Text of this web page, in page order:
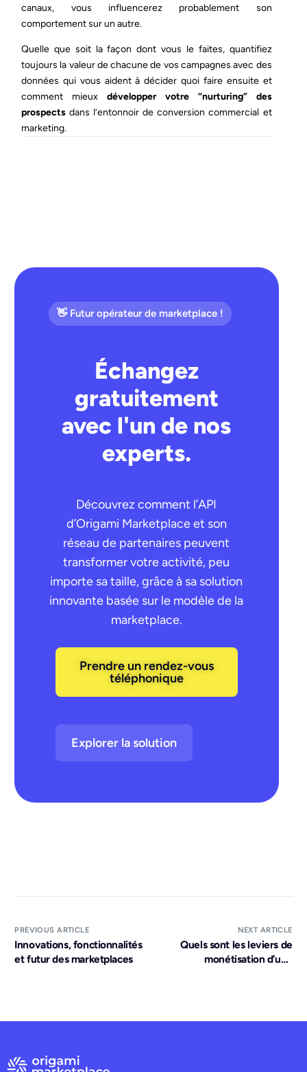
canaux, vous influencerez probablement son
comportement sur un autre.
Quelle que soit la façon dont vous le faites, quantifiez
toujours la valeur de chacune de vos campagnes avec des
données qui vous aident à décider quoi faire ensuite et
comment mieux développer votre “nurturing” des
prospects dans l’entonnoir de conversion commercial et
marketing.
👋 Futur opérateur de marketplace !
Échangez
gratuitement
avec l'un de nos
experts.
Découvrez comment l’API
d’Origami Marketplace et son
réseau de partenaires peuvent
transformer votre activité, peu
importe sa taille, grâce à sa solution
innovante basée sur le modèle de la
marketplace.
Prendre un rendez-vous
téléphonique
Explorer la solution
PREVIOUS ARTICLE
Innovations, fonctionnalités
et futur des marketplaces
NEXT ARTICLE
Quels sont les leviers de
monétisation d’une